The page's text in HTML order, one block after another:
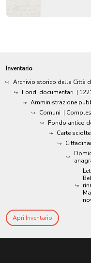
Inventario
Archivio storico della Città
Fondi documentari |
Amministrazione
Comuni |
Fondo antico
Carte
Apri Inventario